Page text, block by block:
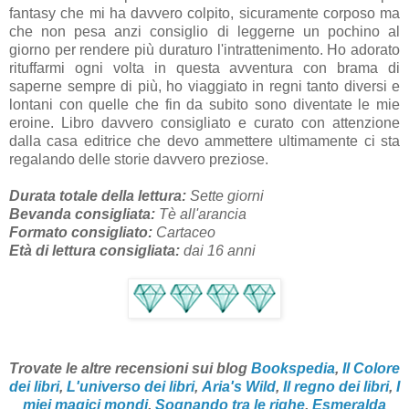
fantasy che mi ha davvero colpito, sicuramente corposo ma
che non pesa anzi consiglio di leggerne un pochino al
giorno per rendere più duraturo l'intrattenimento. Ho adorato
rituffarmi ogni volta in questa avventura con brama di
saperne sempre di più, ho viaggiato in regni tanto diversi e
lontani con quelle che fin da subito sono diventate le mie
eroine. Libro davvero consigliato e curato con attenzione
dalla casa editrice che devo ammettere ultimamente ci sta
regalando delle storie davvero preziose.
Durata totale della lettura: Sette giorni
Bevanda consigliata: Tè all'arancia
Formato consigliato: Cartaceo
Età di lettura consigliata: dai 16 anni
Trovate le altre recensioni sui blog Bookspedia, Il Colore
dei libri, L'universo dei libri, Aria's Wild, Il regno dei libri, I
miei magici mondi, Sognando tra le righe, Esmeralda